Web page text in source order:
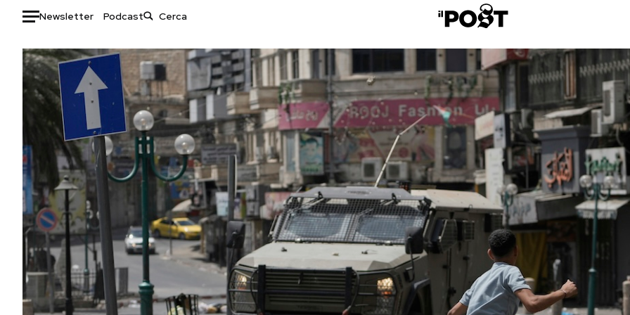
Newsletter Podcast
Auto
HOME
Italia
Mondo
Politica
Tecnologia
Internet
Scienza
Cultura
Economia
Sport
Moda
Libri
Consumismi
Storie/Idee
Ok Boomer!
Media
Europa
Altrecose
Mondiali calcio 2026